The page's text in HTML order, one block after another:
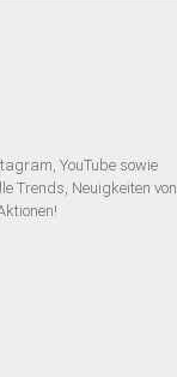
YouTube sowie
Trends, Neuigkeiten von